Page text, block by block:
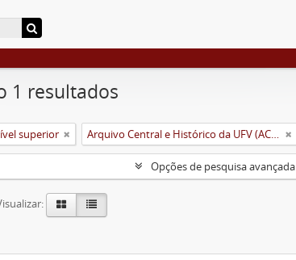
1 resultados
superior Arquivo Central e Histórico da UFV (ACH-UFV)
Opções de pesquisa avançada